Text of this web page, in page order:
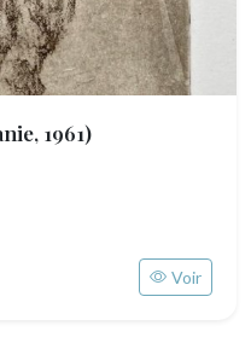
1961)
Voir